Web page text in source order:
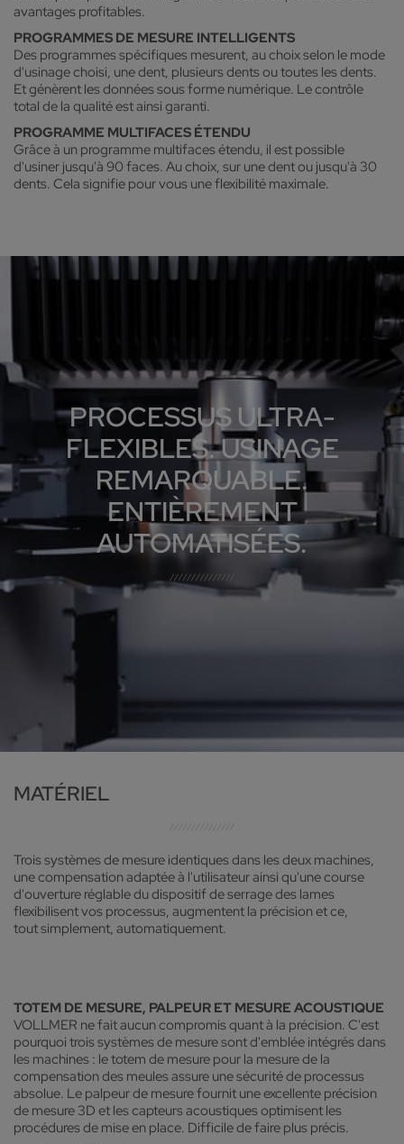
avantages profitables.
PROGRAMMES DE MESURE INTELLIGENTS
Des programmes spécifiques mesurent, au choix selon le mode
d'usinage choisi, une dent, plusieurs dents ou toutes les dents.
Et génèrent les données sous forme numérique. Le contrôle
total de la qualité est ainsi garanti.
PROGRAMME MULTIFACES ÉTENDU
Grâce à un programme multifaces étendu, il est possible
d'usiner jusqu'à 90 faces. Au choix, sur une dent ou jusqu'à 30
dents. Cela signifie pour vous une flexibilité maximale.
PROCESSUS ULTRA-
FLEXIBLES. USINAGE
REMARQUABLE.
ENTIÈREMENT
AUTOMATISÉES.
MATÉRIEL
Trois systèmes de mesure identiques dans les deux machines,
une compensation adaptée à l'utilisateur ainsi qu'une course
d'ouverture réglable du dispositif de serrage des lames
flexibilisent vos processus, augmentent la précision et ce,
tout simplement, automatiquement.
TOTEM DE MESURE, PALPEUR ET MESURE ACOUSTIQUE
VOLLMER ne fait aucun compromis quant à la précision. C'est
pourquoi trois systèmes de mesure sont d'emblée intégrés dans
les machines : le totem de mesure pour la mesure de la
compensation des meules assure une sécurité de processus
absolue. Le palpeur de mesure fournit une excellente précision
de mesure 3D et les capteurs acoustiques optimisent les
procédures de mise en place. Difficile de faire plus précis.